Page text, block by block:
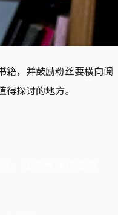
籍，并鼓励粉丝要横向阅
探讨的地方。